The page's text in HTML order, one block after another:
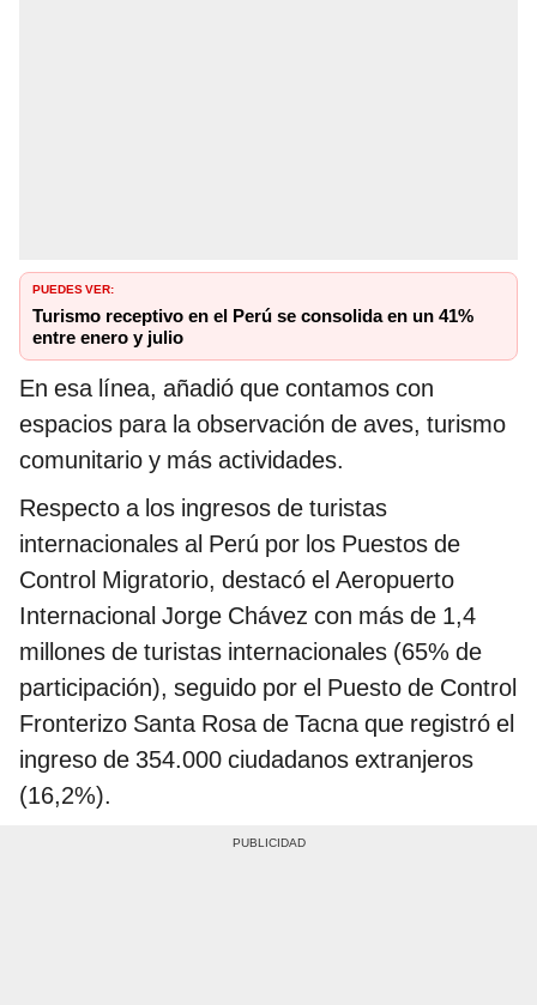
PUEDES VER:
Turismo receptivo en el Perú se consolida en un 41%
entre enero y julio
En esa línea, añadió que contamos con
espacios para la observación de aves, turismo
comunitario y más actividades.
Respecto a los ingresos de turistas
internacionales al Perú por los Puestos de
Control Migratorio, destacó el Aeropuerto
Internacional Jorge Chávez con más de 1,4
millones de turistas internacionales (65% de
participación), seguido por el Puesto de Control
Fronterizo Santa Rosa de Tacna que registró el
ingreso de 354.000 ciudadanos extranjeros
(16,2%).